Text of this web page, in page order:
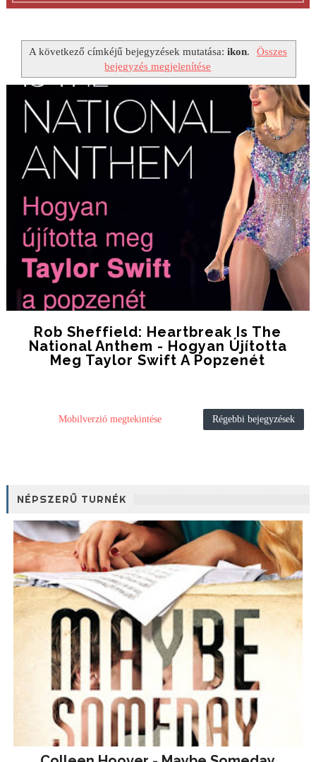
A következő címkéjű bejegyzések mutatása: ikon.
Összes
bejegyzés megjelenítése
Rob Sheffield: Heartbreak Is The
National Anthem - Hogyan Újította
Meg Taylor Swift A Popzenét
Régebbi bejegyzések
Mobilverzió megtekintése
NÉPSZERŰ TURNÉK